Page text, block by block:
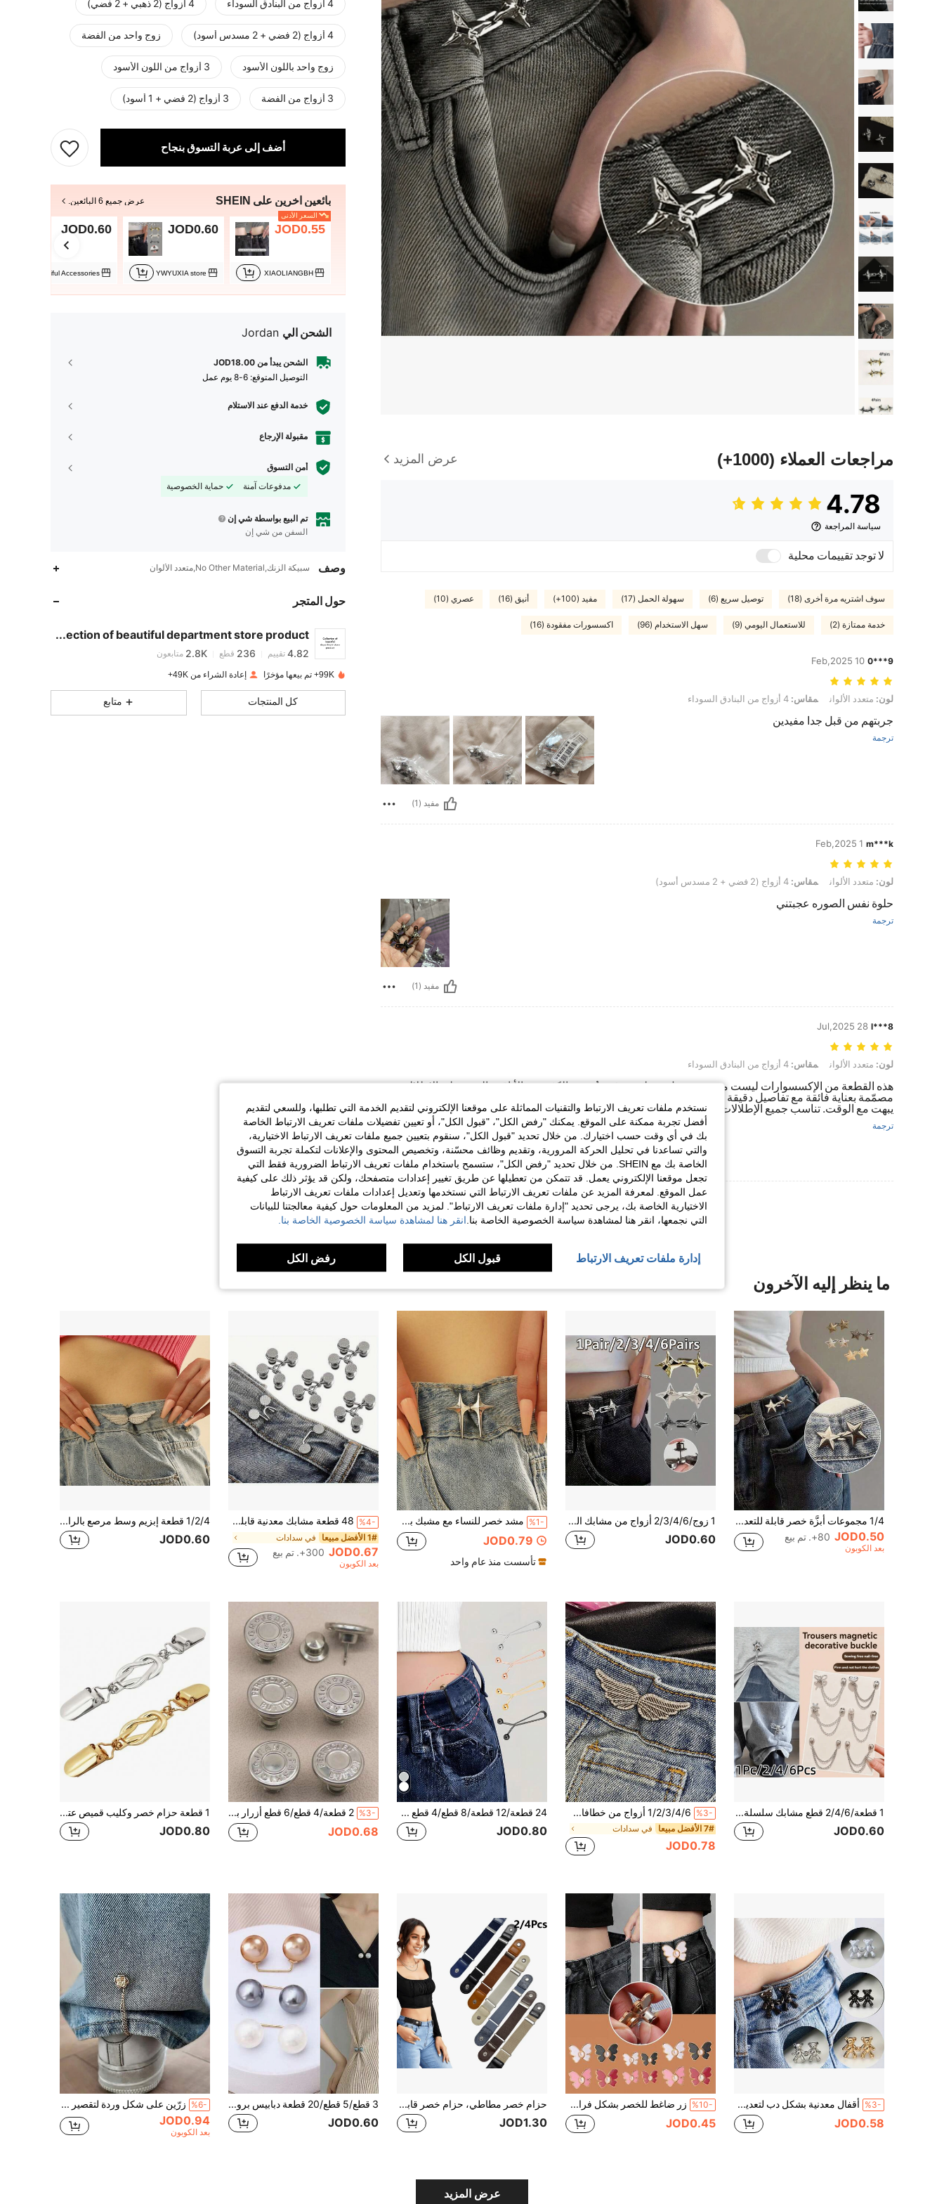
مراجعات العملاء (1000+) عرض المزيد
4.78
سياسة المراجعة
لا توجد تقييمات محلية
سوف اشتريه مرة أخرى (18) توصيل سريع (6) سهولة الحمل (17) مفيد (100+) أنيق (16) عصري (10)
خدمة ممتازة (2) للاستعمال اليومي (9) سهل الاستخدام (96) اكسسورات مفقودة (16)
9***0
10 Feb,2025
لون: متعدد الألوان, مقاس: 4 أزواج من البنادق السوداء
لون: متعدد الألوان مقاس:
جربتهم من قبل جدا مفيدين
ترجمة
مفيد (1)
m***k
1 Feb,2025
لون: متعدد الألوان, مقاس: 4 أزواج (2 فضي + 2 مسدس أسود)
لون: متعدد الألوان مقاس:
حلوة نفس الصوره عجبتني
ترجمة
مفيد (1)
l***8
28 Jul,2025
لون: متعدد الألوان, مقاس: 4 أزواج من البنادق السوداء
لون: متعدد الألوان مقاس:
هذه القطعة من الإكسسوارات ليست مجرد زينة، بل هي لمسة فنية تُضيف الكثير من الأناقة والتميز على الإطلالة.
مصمّمة بعناية فائقة مع تفاصيل دقيقة تعكس الذوق الراقي، والخامة المستخدمة عالية الجودة وتُعطي لمعانًا فخمًا لا
يبهت مع الوقت. تناسب جميع الإطلالات سواء الكاجوال أو الرسمية، وتضفي طابعًا أنثويًا أنيقًا يجذب الأنظار.
ترجمة
مفيد (1)
عرض المزيد من المراجعات
4 أزواج من البنادق السوداء 4 أزواج (2 ذهبي + 2 فضي)
4 أزواج (2 فضي + 2 مسدس أسود) زوج واحد من الفضة
زوج واحد باللون الأسود 3 أزواج من اللون الأسود
3 أزواج من الفضة 3 أزواج (2 فضي + 1 أسود)
أضف إلى عربة التسوق بنجاح
بائعين آخرين على SHEIN عرض جميع 6 البائعين.
السعر الأدنى
JOD0.55
XIAOLIANGBH
JOD0.60
YWYUXIA store
JOD0.60
الشحن الي Jordan
الشحن يبدأ من JOD18.00
التوصيل المتوقع: 6-8 يوم عمل
خدمة الدفع عند الاستلام
مقبولة الإرجاع
أمن التسوق
مدفوعات آمنة
حماية الخصوصية
تم البيع بواسطة شي إن
السفن من شي إن
وصف سبيكة الزنك,No Other Material,متعدد الألوان
حول المتجر
Collection of beautiful department store product
4.82
236
2.8K
4.82
4.82 تقييم 236 قطع 2.8K متابعون
4.82
236
2.8K
99K+ تم بيعها مؤخرًا إعادة الشراء من 49K+
كل المنتجات متابع
ما ينظر إليه الآخرون
1/4 مجموعات أبزَّة خصر قابلة للتعديل بدون الحاجة للخياطة، ممدد الخصر المعدني القابل للفك لارتداء السروال الضيق أو الواسع بطريقة سهلة، أبزة على شكل نجمة لشد الخصر على السراويل والتنانير والسترات، أزرار معدنية وثابتة للزينة والهدايا للنساء والرجال، اكسسوارات معدنية قابلة للفك للسراويل والحقائب للطالبات وهدايا ل-لأم
JOD0.50 80+. تم بيع
بعد الكوبون
1 زوج/2/3/4/6 أزواج من مشابك الخصر الفاخرة الأنيقة، أداة شد الخصر بشكل نجمة رباعية الزوايا، مشبك خصر قابل للتعديل، مشبك خصر ثابت للجينز العصري
JOD0.60
%1- مشد خصر للنساء مع مشبك بروش على شكل نجمة، معدل خصر للتنانير والسراويل، إكسسوار أساسي للمكتب والخارج والعودة إلى المدرسة
JOD0.79
تأسست منذ عام واحد
%4- 48 قطعة مشابك معدنية قابلة للتعديل بدون تركيب على المقعد، مشابك حزام البطن، أدوات تعديل حزام الخصر مجموعة متعددة القطع (48 قطعة/6 مجموعات)
1# الأفضل مبيعا في سدادات
JOD0.67 300+. تم بيع
بعد الكوبون
1/2/4 قطعة إبزيم وسط مرصع بالراين، إكسسوار إبزيم خصر قابل للفصل، شدادة خصر للبنطلونات بدون خياطة
JOD0.60
1 قطعة/2/4/6 قطع مشابك سلسلة مغناطيسية لأطراف السراويل، مثبت حافة قابل للتعديل مانع للسحب، مشبك تقصير بدون قص، إبزيم أطراف مانع للأوساخ للجنسين
JOD0.60
%3- 1/2/3/4/6 أزواج من خطافات شد الخصر، مع أبازيم حزام الخصر قابلة للفصل بدون خياطة أو ثقب، مناسبة للجينز - مشكل الخصر
7# الأفضل مبيعا في سدادات
JOD0.78
24 قطعة/12 قطعة/8 قطع/4 قطع مشابك خصر شكل U غير مرئية، مشبك خصر، بدون مسامير، بدون خياطة خفضات خصر البنطلون، مبرت طول الساق، مضبط طول الأكمام، مشبك ستائر، قصر طول الملابس، وشاح رأس للنساء، مشبك وشاح، مشبك شكل U للوقاية من التعرض، مناسب لأغراض الحياة اليومية، الملابس، التنانير، أغطية الرأس
JOD0.80
%3- 2 قطعة/4 قطع/6 قطع أزرار بديلة للجينز، أزرار خصر بدون مسامير للجينز، أزرار خصر بحرف فضي، أزرار مخروطية قابلة للفك متعددة الوظائف، أزرار قابلة للتعديل لحجم الخصر للجينز والتنانير، أزرار إغلاق الجينز، طقم أزرار جينز قابلة للفك بدون خياطة
JOD0.68
1 قطعة حزام خصر وكليب قميص عتيق، شد الخصر للفساتين والكارديجانات والسترات والأعلى والبنطلونات
JOD0.80
%3- أقفال معدنية بشكل دب لتعديل خصر جينز - أزرار قابلة للتعديل لخصر البنطلون باللون الأبيض والأسود والذهبي والفضي
JOD0.58
%10- زر ضاغط للخصر بشكل فراشة، قابل للفصل، بدون مسامير، بدون خياطة، زر ضاغط للخصر للجينز، مثالي لتعديل الخصور الأكبر.
JOD0.45
حزام خصر مطاطي، حزام خصر قابل للتعديل بدون إبزيم مناسب للجينز، حزام خصر مطاطي مرن وغير مرئي، مناسب للجنسين، يشكل الخصر - تصميم مريح بدون إبزيم، قابل للتعديل ومطاطي، مثالي للجينز والبنطلونات - يعزز شكل جسمك، حزام خصر مطاطي رجعي - بدون إبزيم، مناسب وغير مرئي، مريح ومطاطي، مقاس عام
JOD1.30
3 قطع/5 قطع/20 قطعة دبابيس بروش لؤلؤية، دبابيس أمان غير قابلة للانزلاق، يمكن استخدامها للخصر وتعديل الياقة وتثبيت الأوشحة، إكسسوارات موضة، أزرار لؤلؤية صناعية بحجم 0.43 بوصة
JOD0.60
%6- زرّين على شكل وردة لتقصير أرجل البنطلون، تصميم إغلاق بأزرار مخفية لمنع سحب البنطلون على الأرض، مقاوم للماء، محمول، متين، مناسب للجينز والبناطيل الكاجوال 2 قطعة
JOD0.94
بعد الكوبون
عرض المزيد
نستخدم ملفات تعريف الارتباط والتقنيات المماثلة على موقعنا الإلكتروني لتقديم الخدمة التي تطلبها، وللسعي لتقديم
أفضل تجربة ممكنة على الموقع. يمكنك "رفض الكل"، "قبول الكل"، أو تعيين تفضيلات ملفات تعريف الارتباط الخاصة
بك في أي وقت حسب اختيارك. من خلال تحديد "قبول الكل"، سنقوم بتعيين جميع ملفات تعريف الارتباط الاختيارية،
والتي تساعدنا في تحليل الحركة المرورية، وتقديم وظائف محسّنة، وتخصيص المحتوى والإعلانات لتكملة تجربة التسوق
الخاصة بك مع SHEIN. من خلال تحديد "رفض الكل"، ستسمح باستخدام ملفات تعريف الارتباط الضرورية فقط التي
تجعل موقعنا الإلكتروني يعمل. قد تتمكن من تعطيلها عن طريق تغيير إعدادات متصفحك، ولكن قد يؤثر ذلك على كيفية
عمل الموقع. لمعرفة المزيد عن ملفات تعريف الارتباط التي نستخدمها وتعديل إعدادات ملفات تعريف الارتباط
الاختيارية الخاصة بك، يرجى تحديد "إدارة ملفات تعريف الارتباط". لمزيد من المعلومات حول كيفية معالجتنا للبيانات
التي نجمعها، انقر هنا لمشاهدة سياسة الخصوصية الخاصة بنا. انقر هنا لمشاهدة سياسة الخصوصية الخاصة بنا.
إدارة ملفات تعريف الارتباط قبول الكل رفض الكل